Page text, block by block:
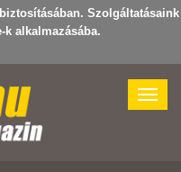
Szolgáltatásaink
k alkalmazásába.
Toggle